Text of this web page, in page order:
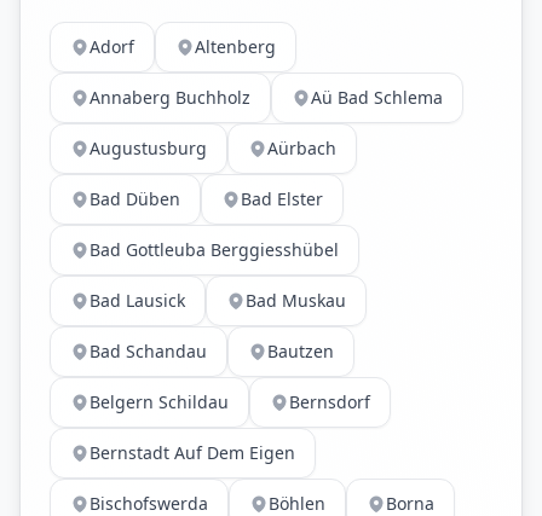
Adorf Altenberg
Annaberg Buchholz Aü Bad Schlema
Augustusburg Aürbach
Bad Düben Bad Elster
Bad Gottleuba Berggiesshübel
Bad Lausick Bad Muskau
Bad Schandau Bautzen
Belgern Schildau Bernsdorf
Bernstadt Auf Dem Eigen
Bischofswerda Böhlen Borna